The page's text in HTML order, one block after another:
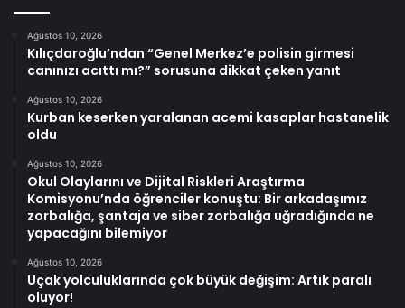
Ağustos 10, 2026
Kılıçdaroğlu’ndan “Genel Merkez’e polisin girmesi
canınızı acıttı mı?” sorusuna dikkat çeken yanıt
Ağustos 10, 2026
Kurban keserken yaralanan acemi kasaplar hastanelik
oldu
Ağustos 10, 2026
Okul Olaylarını ve Dijital Riskleri Araştırma
Komisyonu’nda öğrenciler konuştu: Bir arkadaşımız
zorbalığa, şantaja ve siber zorbalığa uğradığında ne
yapacağını bilemiyor
Ağustos 10, 2026
Uçak yolculuklarında çok büyük değişim: Artık paralı
oluyor!